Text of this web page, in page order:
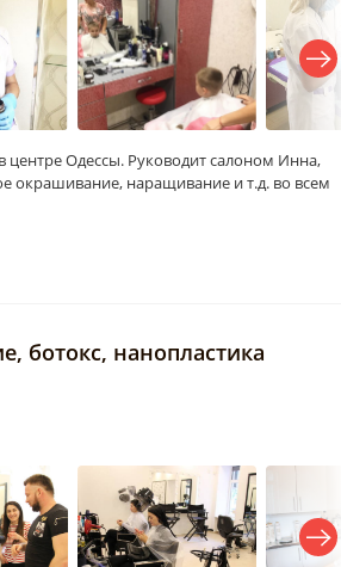
Одессы. Руководит салоном Инна,
окрашивание, наращивание и т.д. во всем
ботокс, нанопластика